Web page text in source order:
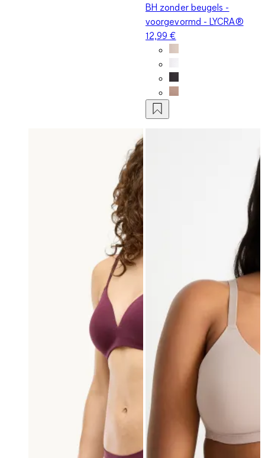
BH zonder beugels -
voorgevormd - LYCRA®
12,99 €